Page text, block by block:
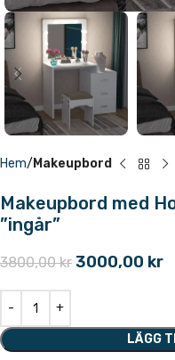
Hem Makeupbord
Makeupbord med
”ingår”
3800,00kr 3000,00 kr
LÄGG